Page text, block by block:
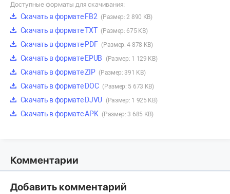
Доступные форматы для скачивания:
Скачать в формате FB2 (Размер: 2 890 KB)
Скачать в формате TXT (Размер: 675 KB)
Скачать в формате PDF (Размер: 4 878 KB)
Скачать в формате EPUB (Размер: 1 129 KB)
Скачать в формате ZIP (Размер: 391 KB)
Скачать в формате DOC (Размер: 5 673 KB)
Скачать в формате DJVU (Размер: 1 925 KB)
Скачать в формате APK (Размер: 3 685 KB)
Комментарии
Добавить комментарий